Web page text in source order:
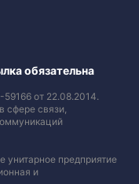
обязательна
от 22.08.2014.
сфере связи,
унитарное предприятие
и